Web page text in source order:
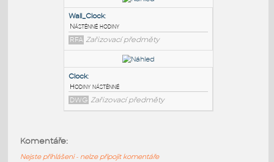
Nástěnné hodiny Alessi Ora
RFA Zařizovací předměty
Analog Clock:
Analogové hodiny
DWG Dekorace
Komentáře:
Nejste přihlášeni - nelze připojit komentáře